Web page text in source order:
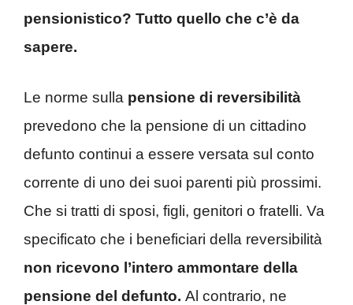
pensionistico? Tutto quello che c’è da
sapere.
Le norme sulla pensione di reversibilità
prevedono che la pensione di un cittadino
defunto continui a essere versata sul conto
corrente di uno dei suoi parenti più prossimi.
Che si tratti di sposi, figli, genitori o fratelli. Va
specificato che i beneficiari della reversibilità
non ricevono l’intero ammontare della
pensione del defunto. Al contrario, ne